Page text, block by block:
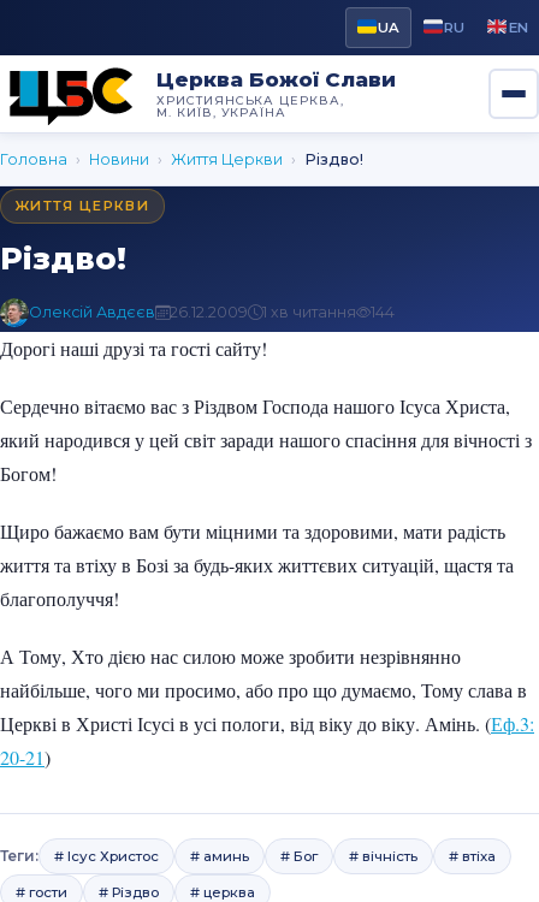
UA RU EN
Церква Божої Слави
ХРИСТИЯНСЬКА ЦЕРКВА,
М. КИЇВ, УКРАЇНА
Головна › Новини › Життя Церкви › Різдво!
ЖИТТЯ ЦЕРКВИ
Різдво!
Олексій Авдєєв 26.12.2009 1 хв читання 144
Дорогі наші друзі та гості сайту!
Сердечно вітаємо вас з Різдвом Господа нашого Ісуса Христа,
який народився у цей світ заради нашого спасіння для вічності з
Богом!
Щиро бажаємо вам бути міцними та здоровими, мати радість
життя та втіху в Бозі за будь-яких життєвих ситуацій, щастя та
благополуччя!
А Тому, Хто дією нас силою може зробити незрівнянно
найбільше, чого ми просимо, або про що думаємо, Тому слава в
Церкві в Христі Ісусі в усі пологи, від віку до віку. Амінь. (Еф.3:
20-21)
Теги: # Ісус Христос # аминь # Бог # вічність # втіха
# гости # Різдво # церква